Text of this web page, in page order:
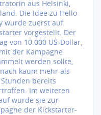
aus Helsinki,
Die Idee zu Hello
wurde zuerst auf
vorgestellt. Der
von 10.000 US-Dollar,
der Kampagne
werden sollte,
kaum mehr als
bereits
Im weiteren
wurde sie zur
der Kickstarter-